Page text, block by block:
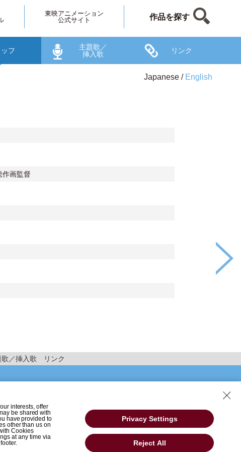
Japanese English
作画監督
東映アニメーション
公式サイト
作品を探す
フ
主題歌／
挿入歌
リンク
歌／挿入歌 リンク
interests, offer
be shared with
have provided to
other than us on
Cookies
at any time via
Privacy Settings
Reject All